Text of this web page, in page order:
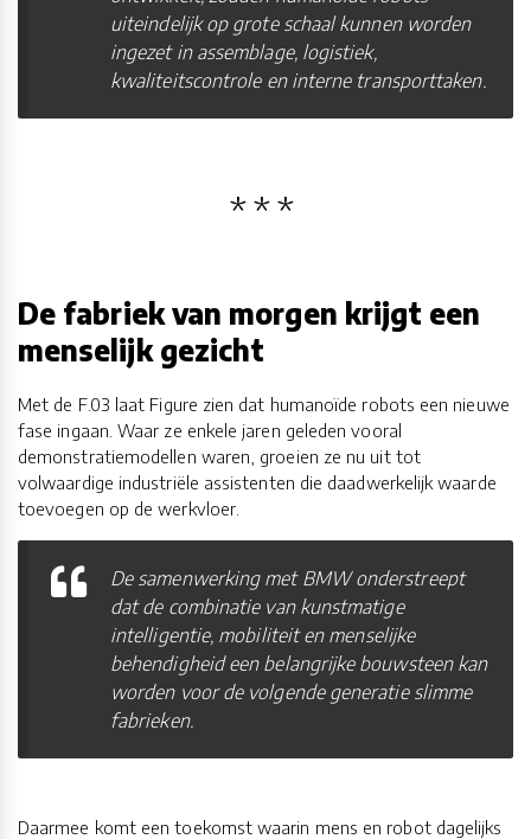
uiteindelijk op grote schaal kunnen worden
ingezet in assemblage, logistiek,
kwaliteitscontrole en interne transporttaken.
De fabriek van morgen krijgt een
menselijk gezicht
Met de F.03 laat Figure zien dat humanoïde robots een nieuwe
fase ingaan. Waar ze enkele jaren geleden vooral
demonstratiemodellen waren, groeien ze nu uit tot
volwaardige industriële assistenten die daadwerkelijk waarde
toevoegen op de werkvloer.
De samenwerking met BMW onderstreept
dat de combinatie van kunstmatige
intelligentie, mobiliteit en menselijke
behendigheid een belangrijke bouwsteen kan
worden voor de volgende generatie slimme
fabrieken.
Daarmee komt een toekomst waarin mens en robot dagelijks